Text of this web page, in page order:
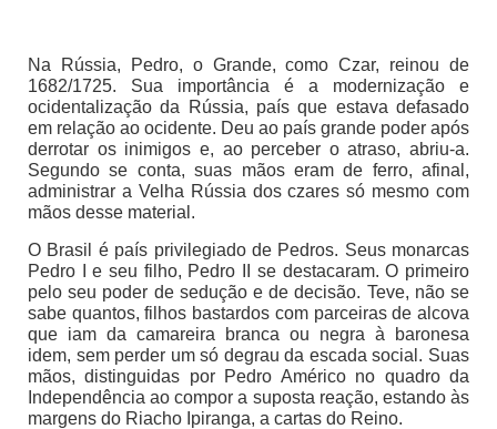
Na Rússia, Pedro, o Grande, como Czar, reinou de
1682/1725. Sua importância é a modernização e
ocidentalização da Rússia, país que estava defasado
em relação ao ocidente. Deu ao país grande poder após
derrotar os inimigos e, ao perceber o atraso, abriu-a.
Segundo se conta, suas mãos eram de ferro, afinal,
administrar a Velha Rússia dos czares só mesmo com
mãos desse material.
O Brasil é país privilegiado de Pedros. Seus monarcas
Pedro I e seu filho, Pedro II se destacaram. O primeiro
pelo seu poder de sedução e de decisão. Teve, não se
sabe quantos, filhos bastardos com parceiras de alcova
que iam da camareira branca ou negra à baronesa
idem, sem perder um só degrau da escada social. Suas
mãos, distinguidas por Pedro Américo no quadro da
Independência ao compor a suposta reação, estando às
margens do Riacho Ipiranga, a cartas do Reino.